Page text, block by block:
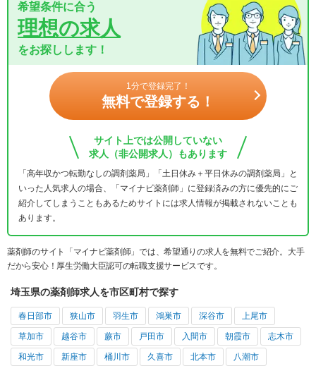
希望条件に合う
理想の求人
をお探しします！
1分で登録完了！
無料で登録する！
サイト上では公開していない
求人（非公開求人）もあります
「高年収かつ転勤なしの調剤薬局」「土日休み＋平日休みの調剤薬局」と
いった人気求人の場合、「マイナビ薬剤師」に登録済みの方に優先的にご
紹介してしまうこともあるためサイトには求人情報が掲載されないことも
あります。
薬剤師のサイト「マイナビ薬剤師」では、希望通りの求人を無料でご紹介。大手
だから安心！厚生労働大臣認可の転職支援サービスです。
埼玉県の薬剤師求人を市区町村で探す
春日部市 狭山市 羽生市 鴻巣市 深谷市 上尾市
草加市 越谷市 蕨市 戸田市 入間市 朝霞市 志木市
和光市 新座市 桶川市 久喜市 北本市 八潮市